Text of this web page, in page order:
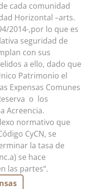
cada comunidad
Horizontal –arts.
2014-,por lo que es
seguridad de
con sus
a ello, dado que
Patrimonio el
Expensas Comunes
o los
Acreencia.
normativo que
CyCN, se
la tasa de
se hace
las partes“.